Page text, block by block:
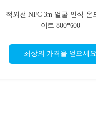
적외선 NFC 3m 얼굴 인식 온
이트 800*600
최상의 가격을 얻으세요